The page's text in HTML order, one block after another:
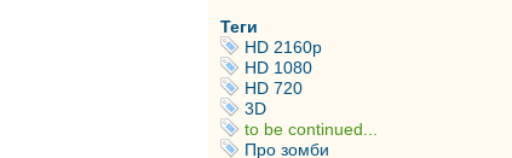
Теги
HD 2160р
HD 1080
HD 720
3D
to be continued...
Про зомби